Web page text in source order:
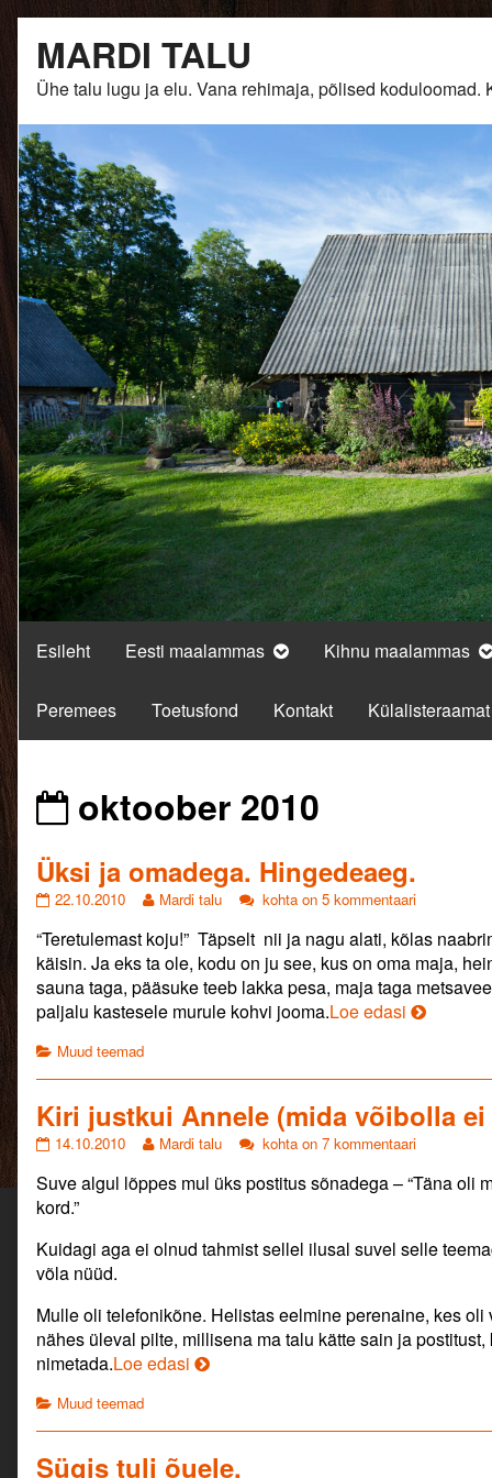
content
MARDI TALU
Ühe talu lugu ja elu. Vana rehimaja, põlised
Esileht Eesti maalammas Kihnu maalammas
Peremees Toetusfond Kontakt Külalisteraamat
Posts
from
oktoober 2010
Üksi ja omadega. Hingedeaeg.
Üksi
omadega.
Hingedeaeg.
published
on
22.10.2010
Read
posts
by
the
author
of
omadega.
Mardi talu
Üksi
omadega.
Hingedeaeg.
kohta on 5 kommentaari
“Teretulemast koju!” Täpselt nii ja nagu alati, kõlas
käisin. Ja eks ta ole, kodu on ju see, kus on oma maja,
sauna taga, pääsuke teeb lakka pesa, maja taga
paljalu kastesele murule kohvi jooma.Loe edasi Üksi
Categories
Muud teemad
Kiri justkui Annele (mida võibolla
Kiri
Annele
(mida
võibolla
ei
peakski
kirjutama).
on
14.10.2010
Read
posts
author
of
Annele
(mida
võibolla
Mardi talu
Kiri
Annele
ei
peakski
kohta on 7 kommentaari
Suve algul lõppes mul üks postitus sõnadega – “Täna oli
kord.”
Kuidagi aga ei olnud tahmist sellel ilusal suvel selle
võla nüüd.
Mulle oli telefonikõne. Helistas eelmine perenaine, kes
nähes üleval pilte, millisena ma talu kätte sain ja
nimetada.Loe edasi Kiri
(mida
võibolla
Categories
Muud teemad
Sügis tuli õuele.